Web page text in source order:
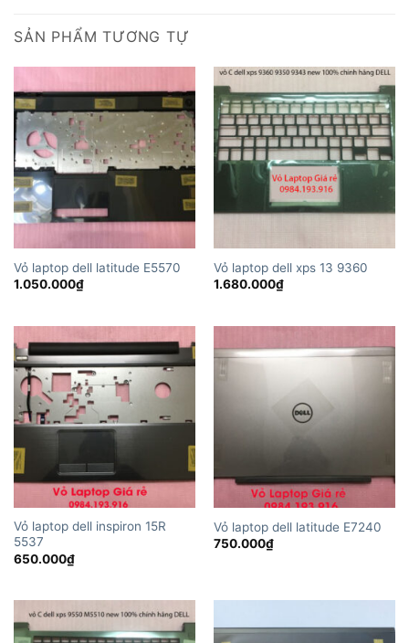
SẢN PHẨM TƯƠNG TỰ
Vỏ laptop dell latitude E5570
1.050.000₫
Vỏ laptop dell xps 13 9360
1.680.000₫
Vỏ laptop dell inspiron 15R
5537
650.000₫
Vỏ laptop dell latitude E7240
750.000₫